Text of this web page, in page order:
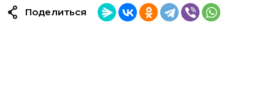
Поделиться